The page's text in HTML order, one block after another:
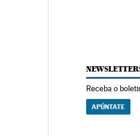
Receba o
APÚNTATE